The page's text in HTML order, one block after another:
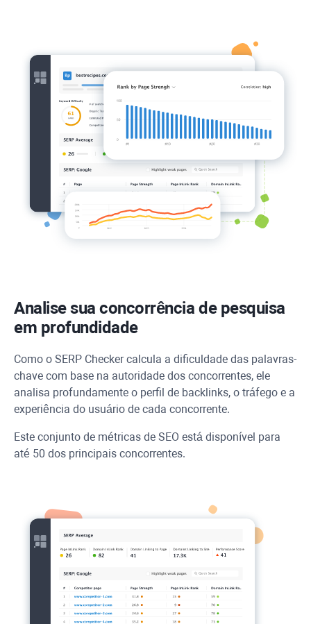
Analise sua concorrência de pesquisa
em profundidade
Como o SERP Checker calcula a dificuldade das palavras-
chave com base na autoridade dos concorrentes, ele
analisa profundamente o perfil de backlinks, o tráfego e a
experiência do usuário de cada concorrente.
Este conjunto de métricas de SEO está disponível para
até 50 dos principais concorrentes.